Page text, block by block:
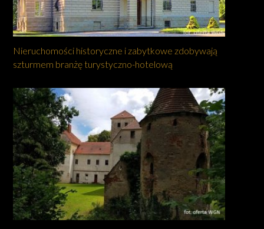
Nieruchomości historyczne i zabytkowe zdobywają
szturmem branżę turystyczno-hotelową